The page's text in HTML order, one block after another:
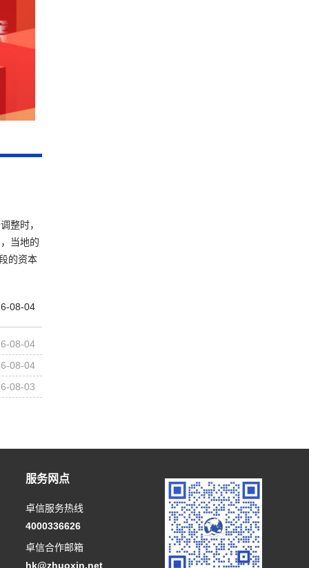
整时，
当地的
的资本
08-04
08-04
08-04
08-03
服务网点
卓信服务热线
4000336626
卓信合作邮箱
hk@zhuoxin.net